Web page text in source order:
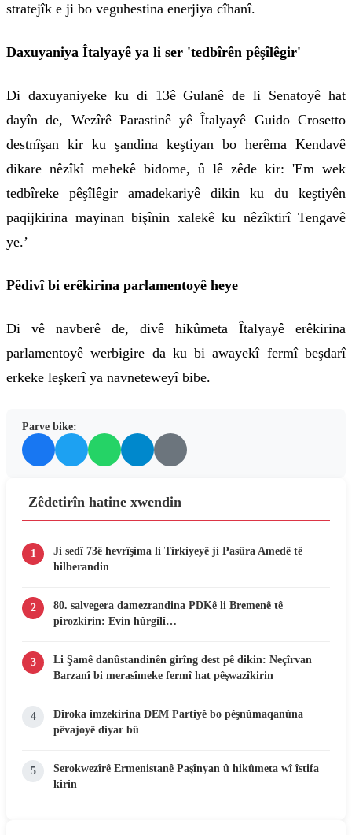
stratejîk e ji bo veguhestina enerjiya cîhanî.
Daxuyaniya Îtalyayê ya li ser 'tedbîrên pêşîlêgir'
Di daxuyaniyeke ku di 13ê Gulanê de li Senatoyê hat
dayîn de, Wezîrê Parastinê yê Îtalyayê Guido Crosetto
destnîşan kir ku şandina keştiyan bo herêma Kendavê
dikare nêzîkî mehekê bidome, û lê zêde kir: 'Em wek
tedbîreke pêşîlêgir amadekariyê dikin ku du keştiyên
paqijkirina mayinan bişînin xalekê ku nêzîktirî Tengavê
ye.’
Pêdivî bi erêkirina parlamentoyê heye
Di vê navberê de, divê hikûmeta Îtalyayê erêkirina
parlamentoyê werbigire da ku bi awayekî fermî beşdarî
erkeke leşkerî ya navneteweyî bibe.
Parve bike:
Zêdetirîn hatine xwendin
1
Ji sedî 73ê hevrîşima li Tirkiyeyê ji Pasûra Amedê tê
hilberandin
2
80. salvegera damezrandina PDKê li Bremenê tê
pîrozkirin: Evin hûrgilî…
3
Li Şamê danûstandinên girîng dest pê dikin: Neçîrvan
Barzanî bi merasîmeke fermî hat pêşwazîkirin
4
Dîroka îmzekirina DEM Partiyê bo pêşnûmaqanûna
pêvajoyê diyar bû
5
Serokwezîrê Ermenistanê Paşînyan û hikûmeta wî îstifa
kirin